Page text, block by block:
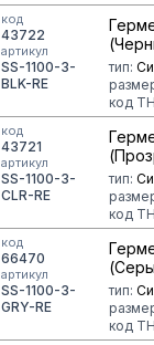
код
43722
артикул
SS-1100-3-
BLK-RE
тип:
код
код
43721
артикул
SS-1100-3-
CLR-RE
тип:
код
код
66470
артикул
SS-1100-3-
GRY-RE
тип:
код